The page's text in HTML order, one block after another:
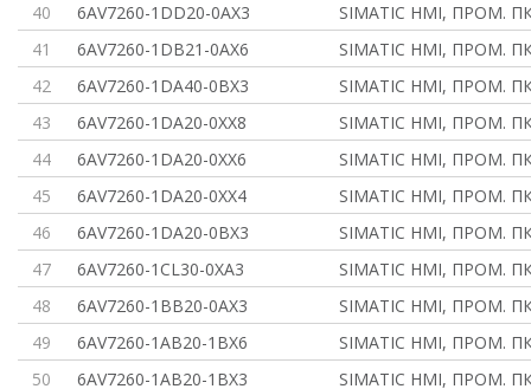
40
6AV7260-1DD20-0AX3
SIMATIC HMI, ПРОМ.
41
6AV7260-1DB21-0AX6
SIMATIC HMI, ПРОМ.
42
6AV7260-1DA40-0BX3
SIMATIC HMI, ПРОМ.
43
6AV7260-1DA20-0XX8
SIMATIC HMI, ПРОМ.
44
6AV7260-1DA20-0XX6
SIMATIC HMI, ПРОМ.
45
6AV7260-1DA20-0XX4
SIMATIC HMI, ПРОМ.
46
6AV7260-1DA20-0BX3
SIMATIC HMI, ПРОМ.
47
6AV7260-1CL30-0XA3
SIMATIC HMI, ПРОМ.
48
6AV7260-1BB20-0AX3
SIMATIC HMI, ПРОМ.
49
6AV7260-1AB20-1BX6
SIMATIC HMI, ПРОМ.
50
6AV7260-1AB20-1BX3 SIMATIC HMI, ПРОМ.